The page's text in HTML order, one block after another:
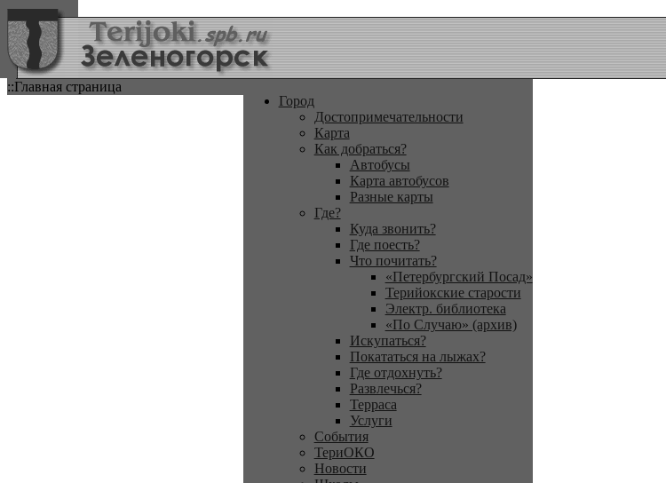
::Главная страница
Город
Достопримечательности
Карта
Как добраться?
Автобусы
Карта автобусов
Разные карты
Где?
Куда звонить?
Где поесть?
Что почитать?
«Петербургский Посад»
Терийокские старости
Электр. библиотека
«По Случаю» (архив)
Искупаться?
Покататься на лыжах?
Где отдохнуть?
Развлечься?
Терраса
Услуги
События
ТериОКО
Новости